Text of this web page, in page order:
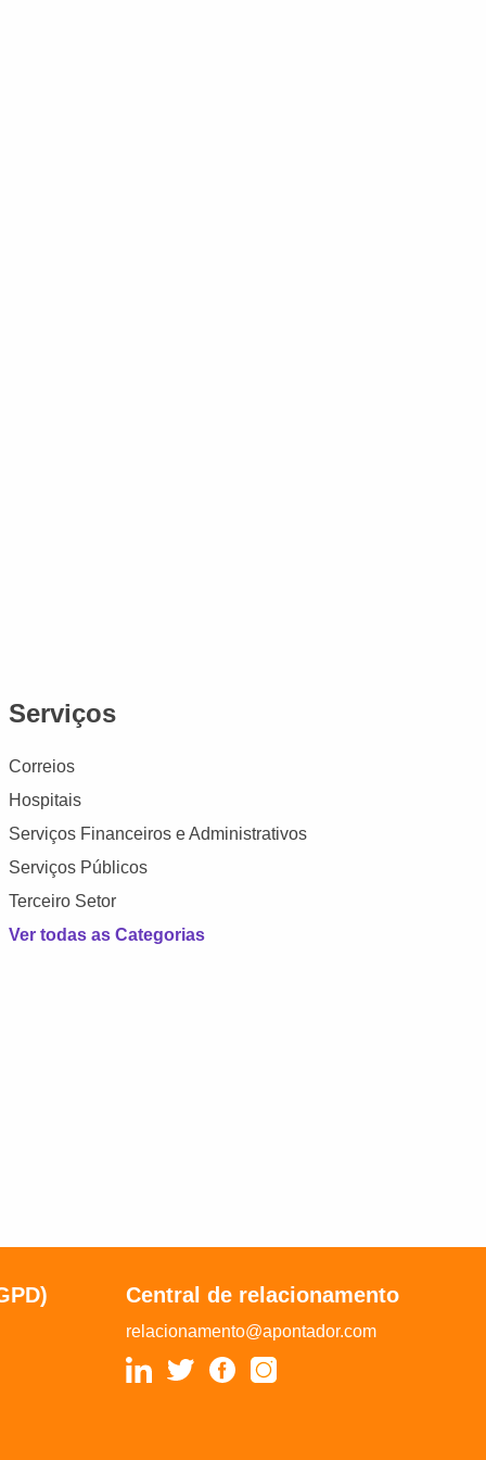
Serviços
Correios
Hospitais
Serviços Financeiros e Administrativos
Serviços Públicos
Terceiro Setor
Ver todas as Categorias
Central de relacionamento
relacionamento@apontador.com